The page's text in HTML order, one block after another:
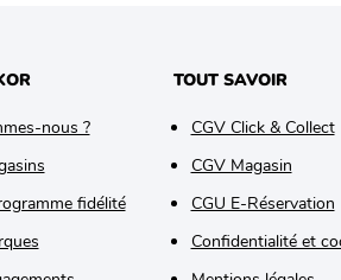
nous ?
fidélité
TOUT SAVOIR
CGV Click & Collect
CGV Magasin
CGU E-Réservation
Confidentialité et